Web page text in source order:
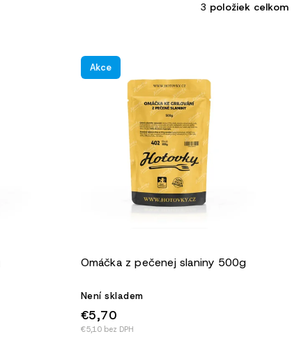
3 položiek celkom
Akce
Omáčka z pečenej slaniny 500g
Není skladem
€5,10 bez DPH
€5,70